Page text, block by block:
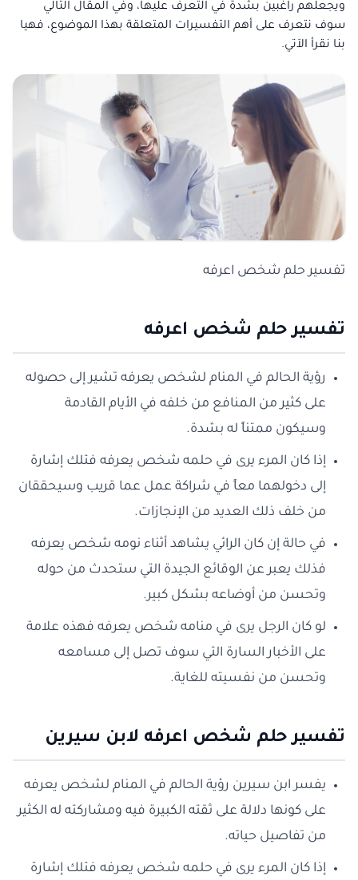
ويجعلهم راغبين بشدة في التعرف عليها، وفي المقال التالي
سوف نتعرف على أهم التفسيرات المتعلقة بهذا الموضوع، فهيا
بنا نقرأ الآتي.
تفسير حلم شخص اعرفه
تفسير حلم شخص اعرفه
رؤية الحالم في المنام لشخص يعرفه تشير إلى حصوله
على كثير من المنافع من خلفه في الأيام القادمة
وسيكون ممتناً له بشدة.
إذا كان المرء يرى في حلمه شخص يعرفه فتلك إشارة
إلى دخولهما معاً في شراكة عمل عما قريب وسيحققان
من خلف ذلك العديد من الإنجازات.
في حالة إن كان الرائي يشاهد أثناء نومه شخص يعرفه
فذلك يعبر عن الوقائع الجيدة التي ستحدث من حوله
وتحسن من أوضاعه بشكل كبير.
لو كان الرجل يرى في منامه شخص يعرفه فهذه علامة
على الأخبار السارة التي سوف تصل إلى مسامعه
وتحسن من نفسيته للغاية.
تفسير حلم شخص اعرفه لابن سيرين
يفسر ابن سيرين رؤية الحالم في المنام لشخص يعرفه
على كونها دلالة على ثقته الكبيرة فيه ومشاركته له الكثير
من تفاصيل حياته.
إذا كان المرء يرى في حلمه شخص يعرفه فتلك إشارة